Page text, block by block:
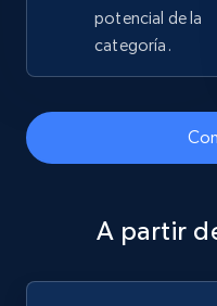
URL, Domain,
Sku, Product id,
Home Depot US -
potencial de la
categoría.
A partir